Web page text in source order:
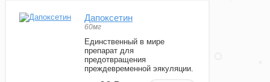
Дапоксетин
60мг
Единственный в мире
препарат для
предотвращения
преждевременной эякуляции.